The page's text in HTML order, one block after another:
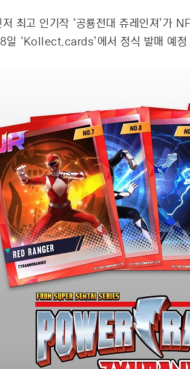
최고 인기작 ‘공룡전대 쥬레인져’가
일 ‘Kollect.cards’에서 정식 발매 예정